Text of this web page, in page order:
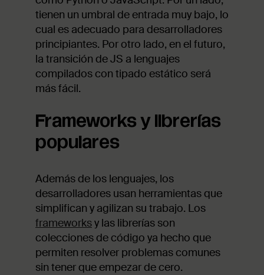
tienen un umbral de entrada muy bajo, lo
cual es adecuado para desarrolladores
principiantes. Por otro lado, en el futuro,
la transición de JS a lenguajes
compilados con tipado estático será
más fácil.
Frameworks y librerías
populares
Además de los lenguajes, los
desarrolladores usan herramientas que
simplifican y agilizan su trabajo. Los
frameworksy las librerías son
colecciones de código ya hecho que
permiten resolver problemas comunes
sin tener que empezar de cero.